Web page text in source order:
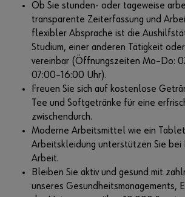
Ob Sie stunden- oder tageweise
transparente Zeiterfassung und
flexibler Absprache ist die
Studium, einer anderen Tätigkeit
vereinbar (Öffnungszeiten Mo–Do:
07:00–16:00 Uhr).
Freuen Sie sich auf kostenlose
Tee und Softgetränke für eine
zwischendurch.
Moderne Arbeitsmittel wie ein
Arbeitskleidung unterstützen Sie bei
Arbeit.
Bleiben Sie aktiv und gesund mit
unseres Gesundheitsmanagements,